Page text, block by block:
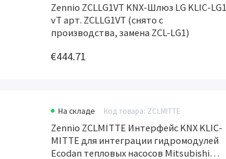
Zennio ZCLLG1VT KNX-Шлюз LG KLIC-LG1
vT арт. ZCLLG1VT (снято с
производства, замена ZCL-LG1)
€444.71
На складе Код товара: ZCLMITTE
Zennio ZCLMITTE Интерфейс KNX KLIC-
MITTE для интеграции гидромодулей
Ecodan тепловых насосов Mitsubishi